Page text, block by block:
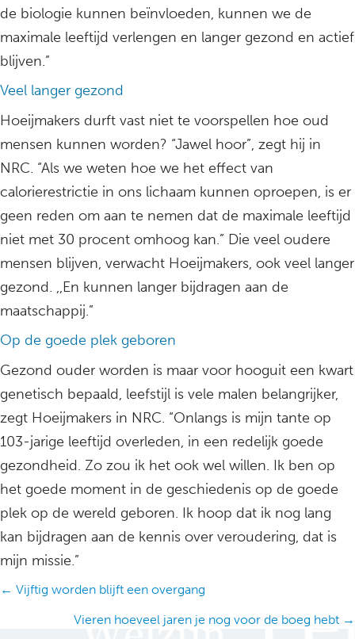
de biologie kunnen beïnvloeden, kunnen we de
maximale leeftijd verlengen en langer gezond en actief
blijven.”
Veel langer gezond
Hoeijmakers durft vast niet te voorspellen hoe oud
mensen kunnen worden? “Jawel hoor”, zegt hij in
NRC. “Als we weten hoe we het effect van
calorierestrictie in ons lichaam kunnen oproepen, is er
geen reden om aan te nemen dat de maximale leeftijd
niet met 30 procent omhoog kan.” Die veel oudere
mensen blijven, verwacht Hoeijmakers, ook veel langer
gezond. ,,En kunnen langer bijdragen aan de
maatschappij.”
Op de goede plek geboren
Gezond ouder worden is maar voor hooguit een kwart
genetisch bepaald, leefstijl is vele malen belangrijker,
zegt Hoeijmakers in NRC. “Onlangs is mijn tante op
103-jarige leeftijd overleden, in een redelijk goede
gezondheid. Zo zou ik het ook wel willen. Ik ben op
het goede moment in de geschiedenis op de goede
plek op de wereld geboren. Ik hoop dat ik nog lang
kan bijdragen aan de kennis over veroudering, dat is
mijn missie.”
Posts
navigation
← Vijftig worden blijft een overgang
Vieren hoeveel jaren je nog voor de boeg hebt →